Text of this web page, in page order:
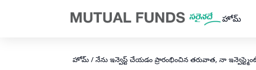
హోమ్
హోమ్ / నేను ఇన్వెస్ట్ చేయడం ప్రారంభించిన తరువాత, నా